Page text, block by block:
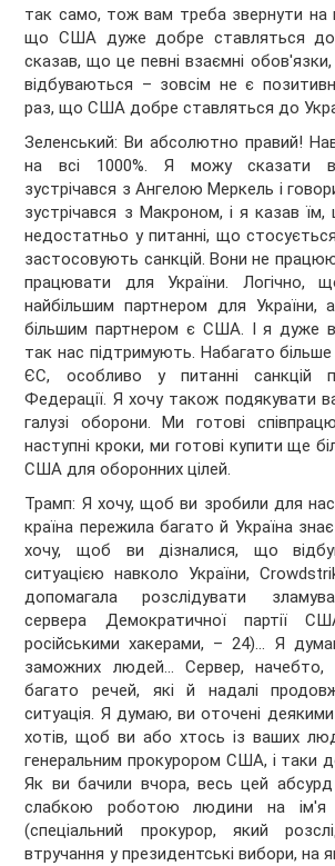
так само, тож вам треба звернути на
що США дуже добре ставляться до
сказав, що це певні взаємні обов'язки,
відбуваються – зовсім не є
раз, що США добре ставляться до
Зеленський: Ви абсолютно правий!
на всі 1000%. Я можу сказати
зустрічався з Ангелою Меркель і
зустрічався з Макроном, і я казав
недостатньо у питанні, що
застосовують санкцій. Вони не
працювати для України.
найбільшим партнером для України,
більшим партнером є США. І я дуже
так нас підтримують. Набагато
ЄС, особливо у питанні санкцій
Федерації. Я хочу також подякувати
галузі оборони. Ми готові
наступні кроки, ми готові купити ще
США для оборонних цілей.
Трамп: Я хочу, щоб ви зробили для
країна пережила багато й Україна
хочу, щоб ви дізналися, що
ситуацією навколо України,
допомагала розслідувати
сервера Демократичної партії
російськими хакерами, – 24)... Я
заможних людей... Сервер,
багато речей, які й надалі
ситуація. Я думаю, ви оточені
хотів, щоб ви або хтось із ваших
генеральним прокурором США, і таки
Як ви бачили вчора, весь цей абсурд
слабкою роботою людини на ім'я
(спеціальний прокурор, який
втручання у президентські вибори, на